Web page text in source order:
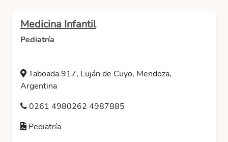
Medicina Infantil
Pediatría
Taboada 917, Luján de Cuyo, Mendoza,
Argentina
0261 4980262 4987885
Pediatría